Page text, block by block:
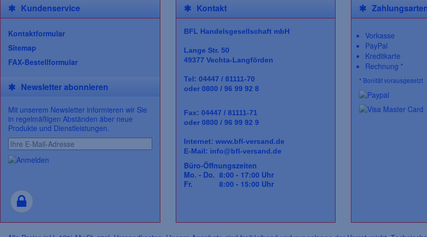
Kundenservice
Kontaktformular
Sitemap
FAX-Bestellformular
Newsletter abonnieren
Mit unserem Newsletter informieren wir Sie
in regelmäßigen Abständen äber neue
Produkte und Dienstleistungen.
Kontakt
BFL HandelsgesellschaftmbH
Lange Str. 50
49377 Vechta-Langförden
Tel: 04447 / 81111-70
oder 0800 / 96 99 92 8
Fax: 04447 / 81111-71
oder 0800 / 96 99 92 9
Internet: www.bfl-versand.de
E-Mail: info@bfl-versand.de
Büro-Öffnungszeiten
Mo. - Do. 8:00 - 17:00 Uhr
Fr. 8:00 - 15:00 Uhr
Vorkasse
PayPal
Kreditkarte
Rechnung *
* Bonität vorausgesetzt